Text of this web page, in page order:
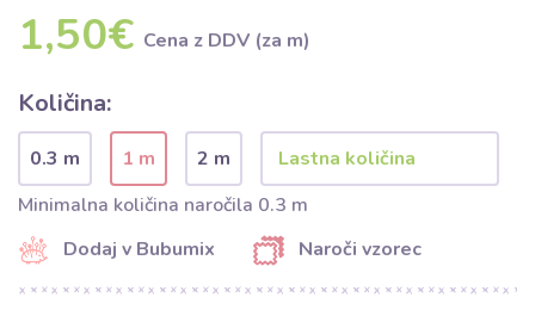
1,50€ Cena z DDV (za m)
Količina:
0.3 m 1 m
2 m
Minimalna količina naročila 0.3 m
Dodaj v Bubumix
Naroči vzorec